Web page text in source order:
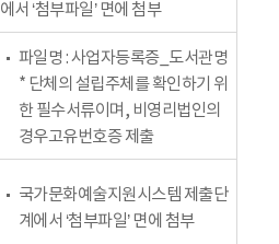
에서 ‘첨부파일’ 면에 첨부
파일명 : 사업자등록증_도서관명
* 단체의 설립주체를 확인하기 위
한 필수서류이며, 비영리법인의
경우고유번호증 제출
국가문화예술지원시스템 제출단
계에서 ‘첨부파일’ 면에 첨부